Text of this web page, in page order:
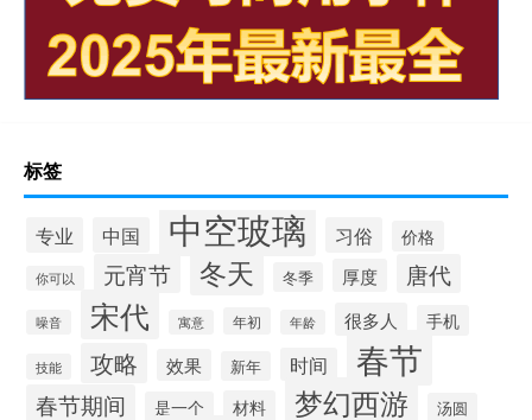
标签
专业 中国 中空玻璃 习俗 价格
你可以 元宵节 冬天 冬季 厚度 唐代
噪音 宋代 寓意 年初 年龄 很多人 手机
技能 攻略 效果 新年 时间 春节
春节期间 是一个 材料 梦幻西游 汤圆